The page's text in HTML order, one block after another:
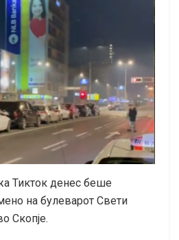
Тикток денес беше
на булеварот Свети
Скопје.